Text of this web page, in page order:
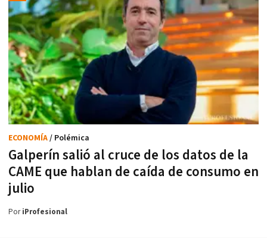
Galperín salió al cruce de los datos de la
CAME que hablan de caída de consumo en
julio
ECONOMÍA/ Polémica
PoriProfesional